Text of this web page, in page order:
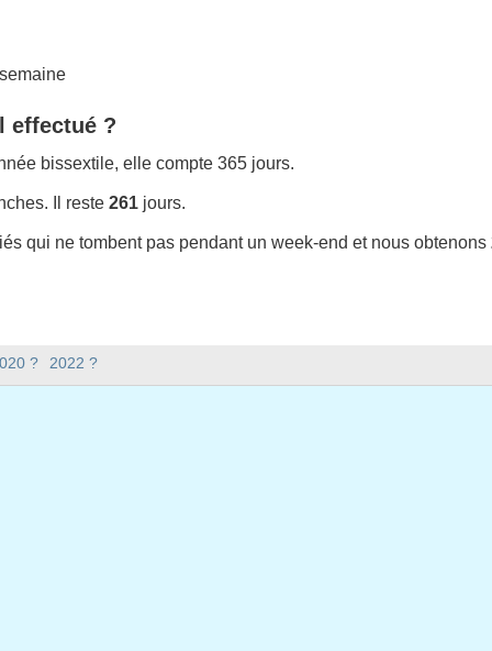
? 2022 ?
effectué ?
bissextile, elle compte 365 jours.
Il reste 261 jours.
qui ne tombent pas pendant un week-end et nous obtenons
il en 2021 en Etats-Unis (Federal holidays) ?